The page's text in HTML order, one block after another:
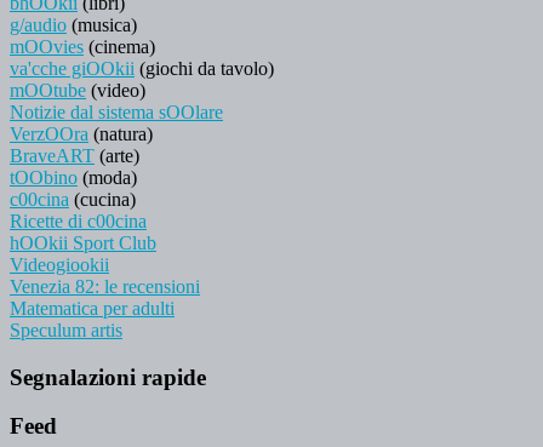
g/audio (musica)
mOOvies (cinema)
va'cche giOOkii (giochi da tavolo)
mOOtube (video)
Notizie dal sistema sOOlare
VerzOOra (natura)
BraveART (arte)
tOObino (moda)
c00cina (cucina)
Ricette di c00cina
hOOkii Sport Club
Videogiookii
Venezia 82: le recensioni
Matematica per adulti
Speculum artis
Segnalazioni rapide
Feed